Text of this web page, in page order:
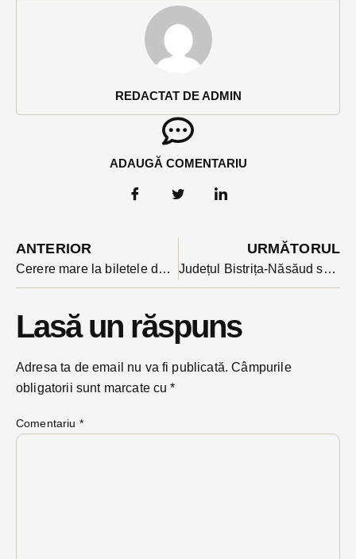
REDACTAT DE ADMIN
ADAUGĂ COMENTARIU
ANTERIOR
Cerere mare la biletele de tratament pentru pensionari anul acesta. Cu punctaj bun și ceva noroc unii au prins si bilete in hoteluri de 4 stele la mare
URMĂTORUL
Județul Bistrița-Năsăud sub cod portocaliu de vijelii. Vântul puternic a doborât acoperișuri și stâlpi de electricitate
Lasă un răspuns
Adresa ta de email nu va fi publicată. Câmpurile
obligatorii sunt marcate cu*
Comentariu *